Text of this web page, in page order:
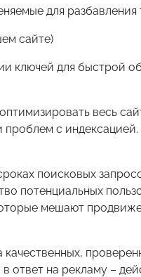
для разбавления
сайте)
ключей для быстрой
весь
с индексацией.
поисковых
потенциальных
мешают
на рекламу –